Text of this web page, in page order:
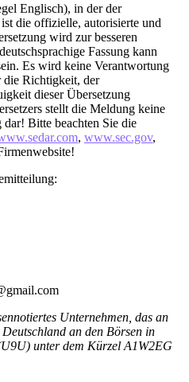
Englisch), in der der
die offizielle, autorisierte und
wird zur besseren
Fassung kann
Es wird keine Verantwortung
Richtigkeit, der
dieser Übersetzung
stellt die Meldung keine
Bitte beachten Sie die
, www.sec.gov,
Unternehmen, das an
an den Börsen in
unter dem Kürzel A1W2EG